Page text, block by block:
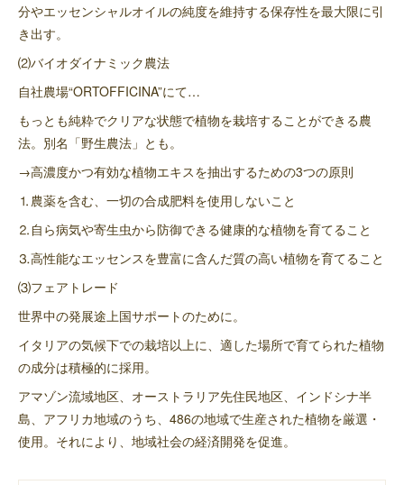
分やエッセンシャルオイルの純度を維持する保存性を最大限に引
き出す。
⑵バイオダイナミック農法
自社農場“ORTOFFICINA”にて…
もっとも純粋でクリアな状態で植物を栽培することができる農
法。別名「野生農法」とも。
→高濃度かつ有効な植物エキスを抽出するための3つの原則
⒈農薬を含む、一切の合成肥料を使用しないこと
⒉自ら病気や寄生虫から防御できる健康的な植物を育てること
⒊高性能なエッセンスを豊富に含んだ質の高い植物を育てること
⑶フェアトレード
世界中の発展途上国サポートのために。
イタリアの気候下での栽培以上に、適した場所で育てられた植物
の成分は積極的に採用。
アマゾン流域地区、オーストラリア先住民地区、インドシナ半
島、アフリカ地域のうち、486の地域で生産された植物を厳選・
使用。それにより、地域社会の経済開発を促進。